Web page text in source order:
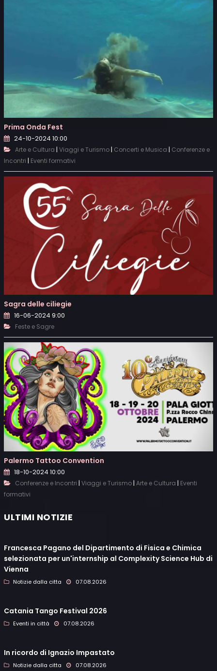
Prima Onda Fest
24-10-2024 10:00
Arte e Cultura | Viaggi e Turismo| Concerti e Musica | Conferenze e
Incontri | Eventi formativi
Sagra delle ciliegie
16-06-2024 9:00
Feste e Sagre
Palermo Tattoo Convention
18-10-2024 10:00
Conferenze e Incontri | Viaggi e Turismo | Arte e Cultura | Eventi
formativi
ULTIMI NOTIZIE
Francesca Pagano del Dipartimento di Fisica e Chimica
selezionata per un'internship al Complexity Science Hub di
Vienna
Notizie dalla citta 07.08.2026
Catania Tango Festival 2026
Eventi in città 07.08.2026
In ricordo di Ignazio Impastato
Notizie dalla citta 07.08.2026